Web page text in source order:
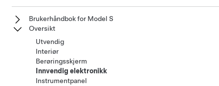
Brukerhåndbok for Model S
Oversikt
Utvendig
Interiør
Berøringsskjerm
Innvendig elektronikk
Instrumentpanel